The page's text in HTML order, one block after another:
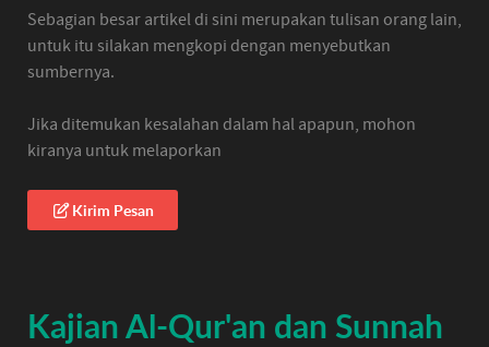
Sebagian besar artikel di sini merupakan tulisan orang lain,
untuk itu silakan mengkopi dengan menyebutkan
sumbernya.
Jika ditemukan kesalahan dalam hal apapun, mohon
kiranya untuk melaporkan
Kirim Pesan
Kajian Al-Qur'an dan Sunnah